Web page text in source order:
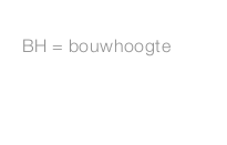
BH = bouwhoogte